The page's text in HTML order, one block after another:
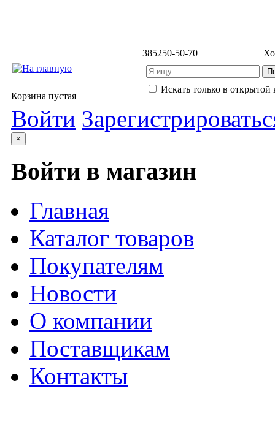
385250-50-70
Искать только в открытой
Корзина пустая
Войти
×
Войти в магазин
Главная
Каталог товаров
Покупателям
Новости
О компании
Поставщикам
Контакты